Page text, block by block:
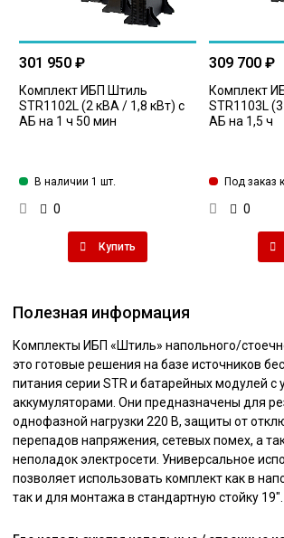
301 950 ₽
Комплект ИБП Штиль
STR1102L (2 кВА / 1,8 кВт) с
АБ на 1 ч 50 мин
В наличии 1 шт.
0
Купить
309 700 ₽
Комплект
STR1103L
АБ на 1,5 ч
Под заказ
0
Полезная информация
Комплекты ИБП «Штиль» напольного/
это готовые решения на базе источников
питания серии STR и батарейных модулей с
аккумуляторами. Они предназначены для
однофазной нагрузки 220 В, защиты от
перепадов напряжения, сетевых помех, а
неполадок электросети. Универсальное
позволяет использовать комплект как в
так и для монтажа в стандартную стойку 19″.